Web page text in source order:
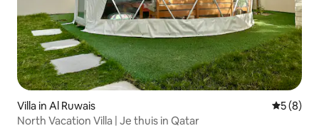
Villa in Al Ruwais
5 (8)
North Vacation Villa | Je thuis in Qatar